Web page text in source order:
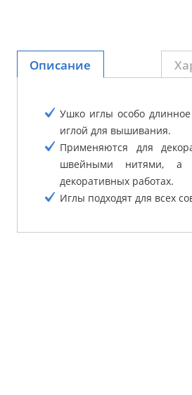
Описание
Ушко иглы особо
иглой для вышивания.
Применяются для
швейными нитями, а
декоративных работах.
Иглы подходят для всех